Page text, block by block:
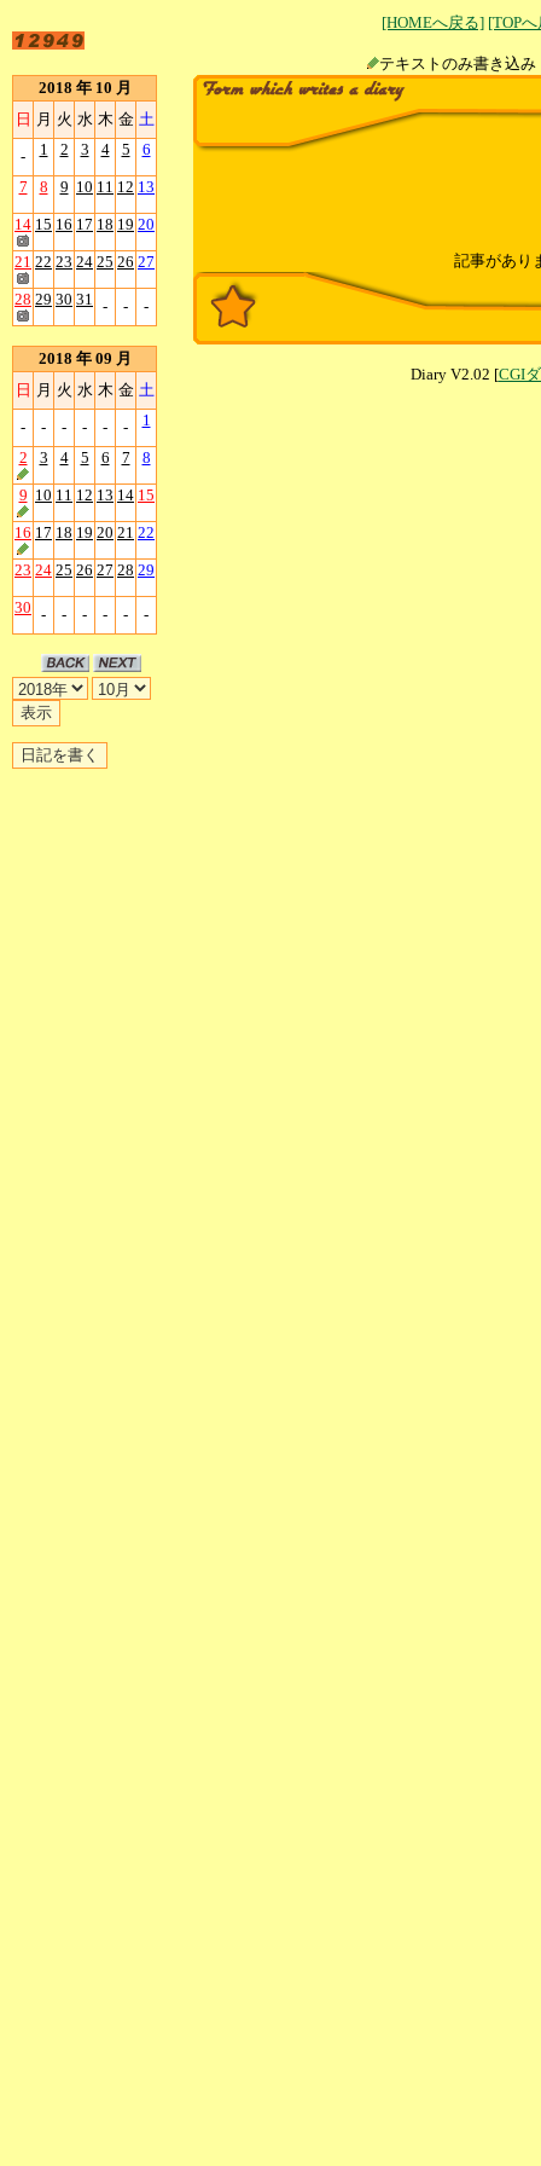
[HOMEへ戻る] [TOP
テキストのみ書
2018 年 10 月
日 月 火 水 木 金 土
- 1 2 3 4 5 6
7 8 9 10 11 12 13
14 15 16 17 18 19 20
21 22 23 24 25 26 27
28 29 30 31 - - -
2018 年 09 月
日 月 火 水 木 金 土
- - - - - - 1
2 3 4 5 6 7 8
9 10 11 12 13 14 15
16 17 18 19 20 21 22
23 24 25 26 27 28 29
30 - - - - - -
記事があり
Diary V2.02 [CGI